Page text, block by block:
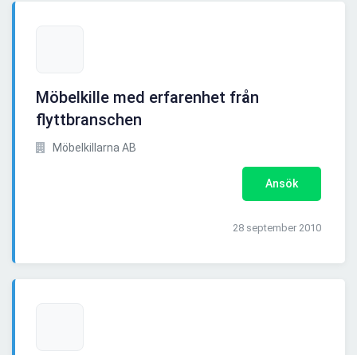
Möbelkille med erfarenhet från
flyttbranschen
Möbelkillarna AB
Ansök
28 september 2010